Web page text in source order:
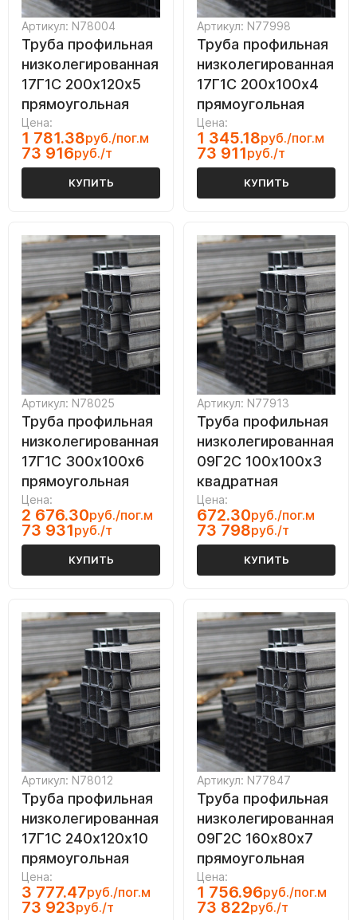
Артикул: N78004
Труба профильная
низколегированная
17Г1С 200х120х5
прямоугольная
Цена:
1 781.38руб./пог.м
73 916руб./т
КУПИТЬ
Артикул: N77998
Труба профильная
низколегированная
17Г1С 200х100х4
прямоугольная
Цена:
1 345.18руб./пог.м
73 911руб./т
КУПИТЬ
Артикул: N78025
Труба профильная
низколегированная
17Г1С 300х100х6
прямоугольная
Цена:
2 676.30руб./пог.м
73 931руб./т
КУПИТЬ
Артикул: N77913
Труба профильная
низколегированная
09Г2С 100х100х3
квадратная
Цена:
672.30руб./пог.м
73 798руб./т
КУПИТЬ
Артикул: N78012
Труба профильная
низколегированная
17Г1С 240х120х10
прямоугольная
Цена:
3 777.47руб./пог.м
73 923руб./т
Артикул: N77847
Труба профильная
низколегированная
09Г2С 160х80х7
прямоугольная
Цена:
1 756.96руб./пог.м
73 822руб./т